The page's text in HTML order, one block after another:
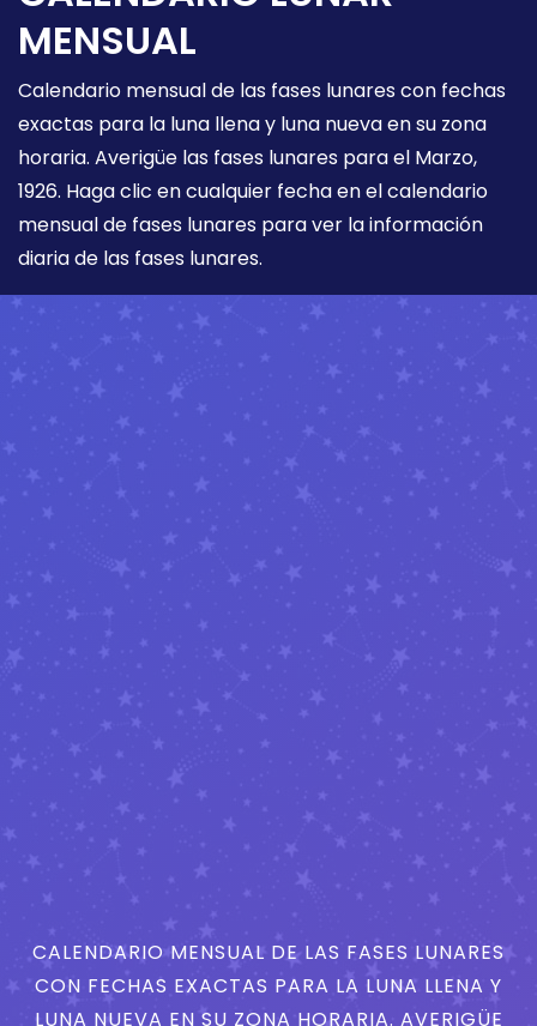
MENSUAL
Calendario mensual de las fases lunares con fechas
exactas para la luna llena y luna nueva en su zona
horaria. Averigüe las fases lunares para el Marzo,
1926. Haga clic en cualquier fecha en el calendario
mensual de fases lunares para ver la información
diaria de las fases lunares.
CALENDARIO MENSUAL DE LAS FASES LUNARES
CON FECHAS EXACTAS PARA LA LUNA LLENA Y
LUNA NUEVA EN SU ZONA HORARIA. AVERIGÜE